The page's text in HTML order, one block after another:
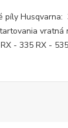
píly Husqvarna:
vratná
- 335 RX -